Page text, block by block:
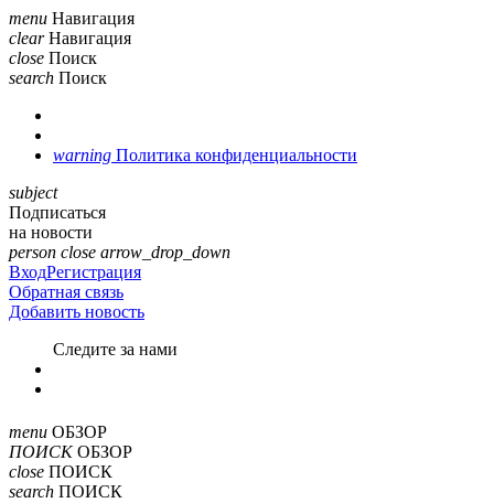
menu Навигация
clear Навигация
close Поиск
search Поиск
warning Политика конфиденциальности
subject
Подписаться
на новости
person close arrow_drop_down
ВходРегистрация
Обратная связь
Добавить новость
Cледите за нами
menu ОБЗОР
ПОИСК ОБЗОР
close ПОИСК
search ПОИСК